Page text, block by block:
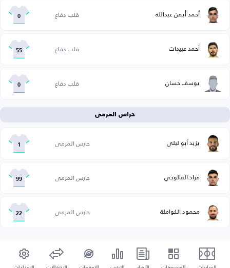
أحمد أيمن عبدالله قلب دفاع 0
أحمد عبيدات قلب دفاع 55
يوسف حسان قلب دفاع 0
حراس المرمى
يزيد أبو ليلى حارس المرمى 1
مراد الفالوجي حارس المرمى 99
محمود الكواملة حارس المرمى 22